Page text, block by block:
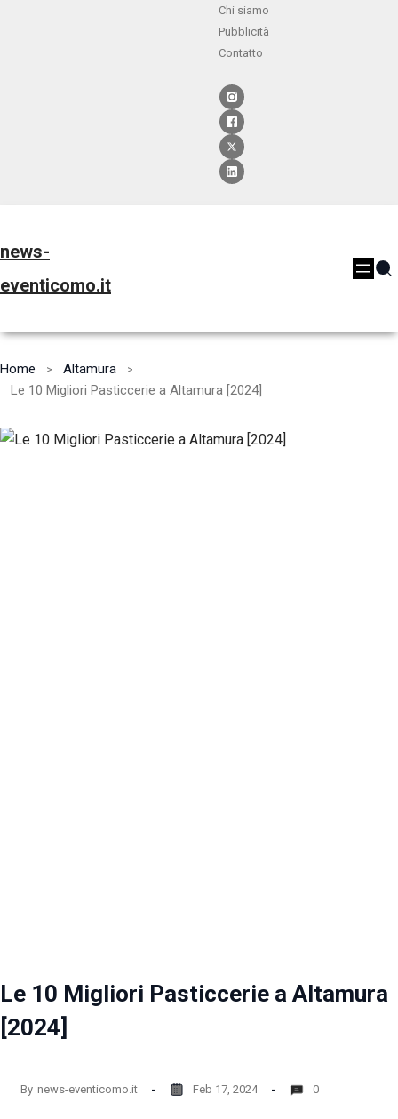
Chi siamo
Pubblicità
Contatto
news-
eventicomo.it
Home
Altamura
Le 10 Migliori Pasticcerie a Altamura [2024]
Le 10 Migliori Pasticcerie a Altamura
[2024]
By news-eventicomo.it Feb 17, 2024 0